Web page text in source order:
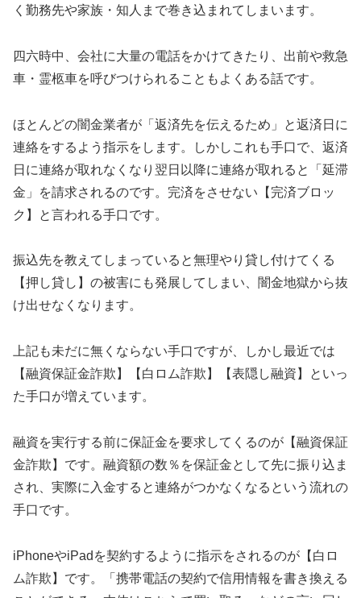
く勤務先や家族・知人まで巻き込まれてしまいます。
四六時中、会社に大量の電話をかけてきたり、出前や救急
車・霊柩車を呼びつけられることもよくある話です。
ほとんどの闇金業者が「返済先を伝えるため」と返済日に
連絡をするよう指示をします。しかしこれも手口で、返済
日に連絡が取れなくなり翌日以降に連絡が取れると「延滞
金」を請求されるのです。完済をさせない【完済ブロッ
ク】と言われる手口です。
振込先を教えてしまっていると無理やり貸し付けてくる
【押し貸し】の被害にも発展してしまい、闇金地獄から抜
け出せなくなります。
上記も未だに無くならない手口ですが、しかし最近では
【融資保証金詐欺】【白ロム詐欺】【表隠し融資】といっ
た手口が増えています。
融資を実行する前に保証金を要求してくるのが【融資保証
金詐欺】です。融資額の数％を保証金として先に振り込ま
され、実際に入金すると連絡がつかなくなるという流れの
手口です。
iPhoneやiPadを契約するように指示をされるのが【白ロ
ム詐欺】です。「携帯電話の契約で信用情報を書き換える